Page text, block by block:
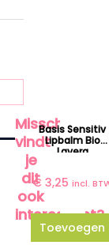
Misschien
vindt
je
dit
ook
interessant?
Basis Sensitiv
Lipbalm Bio
Lavera
€ 3,25 incl.
Toevoegen